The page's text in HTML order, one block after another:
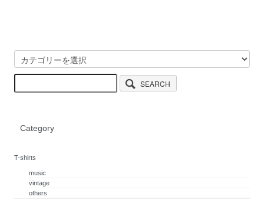
SEARCH
Category
T-shirts
music
vintage
others